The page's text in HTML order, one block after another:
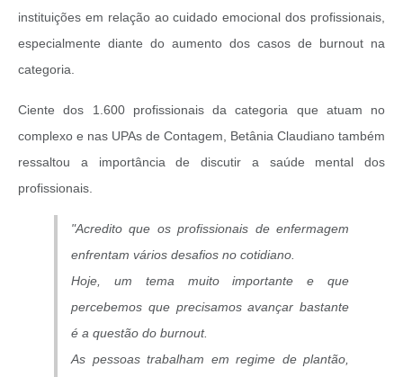
instituições em relação ao cuidado emocional dos profissionais,
especialmente diante do aumento dos casos de burnout na
categoria.
Ciente dos 1.600 profissionais da categoria que atuam no
complexo e nas UPAs de Contagem, Betânia Claudiano também
ressaltou a importância de discutir a saúde mental dos
profissionais.
"Acredito que os profissionais de enfermagem
enfrentam vários desafios no cotidiano.
Hoje, um tema muito importante e que
percebemos que precisamos avançar bastante
é a questão do burnout.
As pessoas trabalham em regime de plantão,